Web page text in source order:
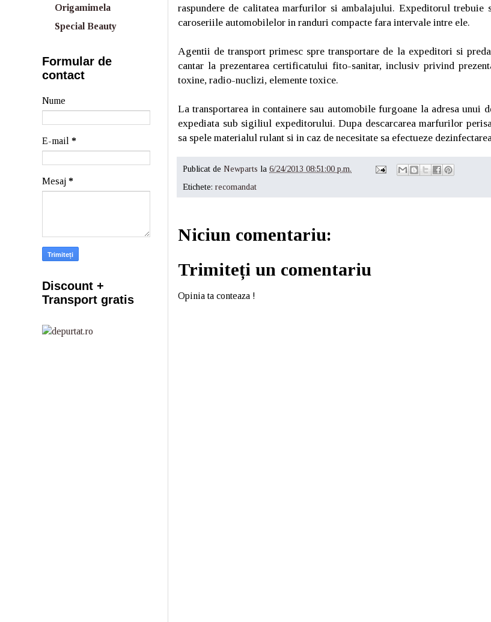
raspundere de calitatea marfurilor si ambalajului. Expeditorul trebuie
caroseriile automobilelor in randuri compacte fara intervale intre ele.
Agentii de transport primesc spre transportare de la expeditori si
cantar la prezentarea certificatului fito-sanitar, inclusiv privind
toxine, radio-nuclizi, elemente toxice.
La transportarea in containere sau automobile furgoane la adresa unui
expediata sub sigiliul expeditorului. Dupa descarcarea marfurilor
sa spele materialul rulant si in caz de necesitate sa efectueze
Publicat de Newparts la 6/24/2013 08:51:00 p.m.
Etichete: recomandat
Niciun comentariu:
Trimiteți un comentariu
Opinia ta conteaza !
Origamimela
Special Beauty
Formular de
contact
Nume
E-mail *
Mesaj *
Discount +
Transport gratis